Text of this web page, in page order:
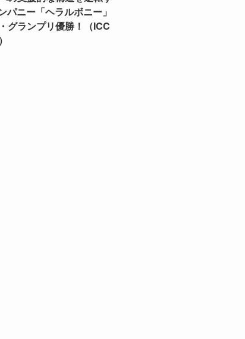
パニー「ヘラルボニー」
グランプリ優勝！（ICC